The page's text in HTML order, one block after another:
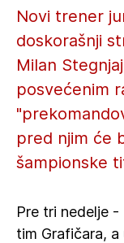
Novi trener
doskorašnji
Milan
posvećenim
pred njim će
šampionske
Pre tri nedelje
tim Grafičara,